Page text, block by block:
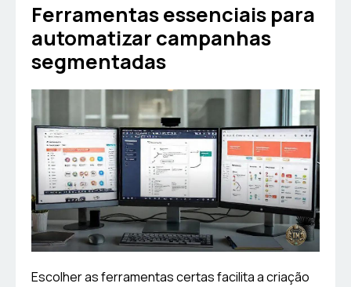
Ferramentas essenciais para
automatizar campanhas
segmentadas
Escolher as ferramentas certas facilita a criação